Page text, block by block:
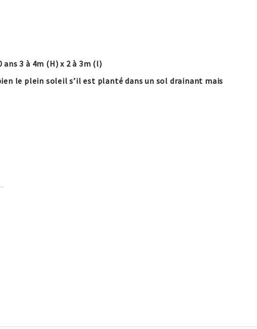
ans 3 à 4m (H) x 2 à 3m (l)
le plein soleil s’il est planté dans un sol drainant mais